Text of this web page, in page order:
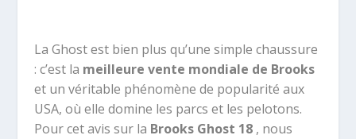
La Ghost est bien plus qu’une simple chaussure
: c’est la meilleure vente mondiale de Brooks
et un véritable phénomène de popularité aux
USA, où elle domine les parcs et les pelotons.
Pour cet avis sur la Brooks Ghost 18, nous